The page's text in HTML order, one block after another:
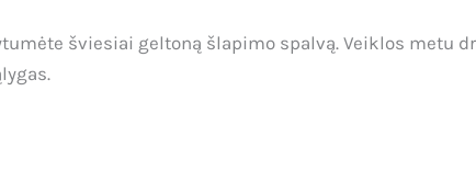
šviesiai geltoną šlapimo spalvą. Veiklos metu